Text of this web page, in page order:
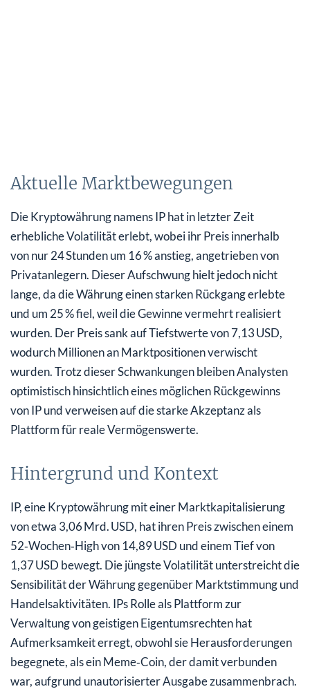
Aktuelle Marktbewegungen
Die Kryptowährung namens IP hat in letzter Zeit
erhebliche Volatilität erlebt, wobei ihr Preis innerhalb
von nur 24 Stunden um 16 % anstieg, angetrieben von
Privatanlegern. Dieser Aufschwung hielt jedoch nicht
lange, da die Währung einen starken Rückgang erlebte
und um 25 % fiel, weil die Gewinne vermehrt realisiert
wurden. Der Preis sank auf Tiefstwerte von 7,13 USD,
wodurch Millionen an Marktpositionen verwischt
wurden. Trotz dieser Schwankungen bleiben Analysten
optimistisch hinsichtlich eines möglichen Rückgewinns
von IP und verweisen auf die starke Akzeptanz als
Plattform für reale Vermögenswerte.
Hintergrund und Kontext
IP, eine Kryptowährung mit einer Marktkapitalisierung
von etwa 3,06 Mrd. USD, hat ihren Preis zwischen einem
52‑Wochen‑High von 14,89 USD und einem Tief von
1,37 USD bewegt. Die jüngste Volatilität unterstreicht die
Sensibilität der Währung gegenüber Marktstimmung und
Handelsaktivitäten. IPs Rolle als Plattform zur
Verwaltung von geistigen Eigentumsrechten hat
Aufmerksamkeit erregt, obwohl sie Herausforderungen
begegnete, als ein Meme‑Coin, der damit verbunden
war, aufgrund unautorisierter Ausgabe zusammenbrach.